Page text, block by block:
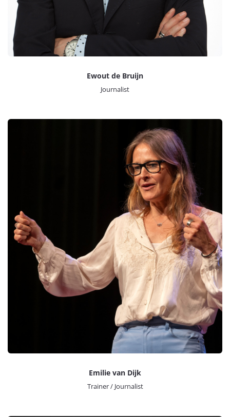
Ewout de Bruijn
Journalist
Emilie van Dijk
Trainer / Journalist